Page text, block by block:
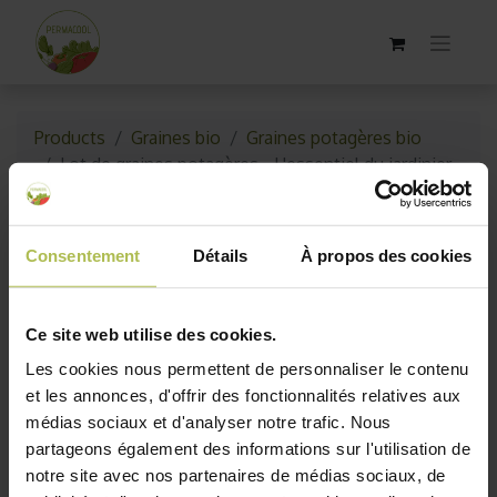
Consentement Détails À propos des cookies
Ce site web utilise des cookies.
Les cookies nous permettent de personnaliser le contenu
et les annonces, d'offrir des fonctionnalités relatives aux
médias sociaux et d'analyser notre trafic. Nous
partageons également des informations sur l'utilisation de
notre site avec nos partenaires de médias sociaux, de
Products Graines bio
Graines potagères bio
Lot de graines potagères - L'essentiel du jardinier